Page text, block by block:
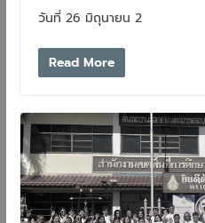
วันที่ 26 มิถุนายน 2
Read More